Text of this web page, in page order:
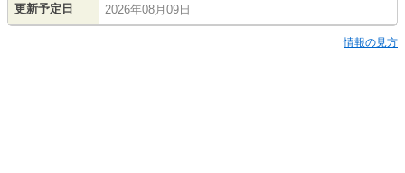
更新予定日 2026年08月09日
情報の見方